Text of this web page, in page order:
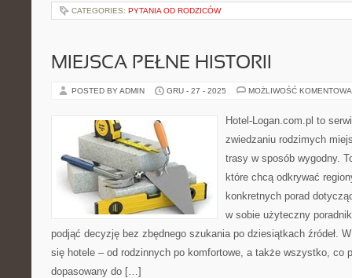
CATEGORIES: PYTANIA OD RODZICÓW
MIEJSCA PEŁNE HISTORII
POSTED BY ADMIN GRU - 27 - 2025 MOŻLIWOŚĆ
Hotel-Logan.com.pl to
zwiedzaniu rodzimych
trasy w sposób wygodny.
które chcą odkrywać
konkretnych porad
w sobie użyteczny
podjąć decyzję bez zbędnego szukania po dziesiątkach źródeł.
się hotele – od rodzinnych po komfortowe, a także wszystko, co
dopasowany do […]